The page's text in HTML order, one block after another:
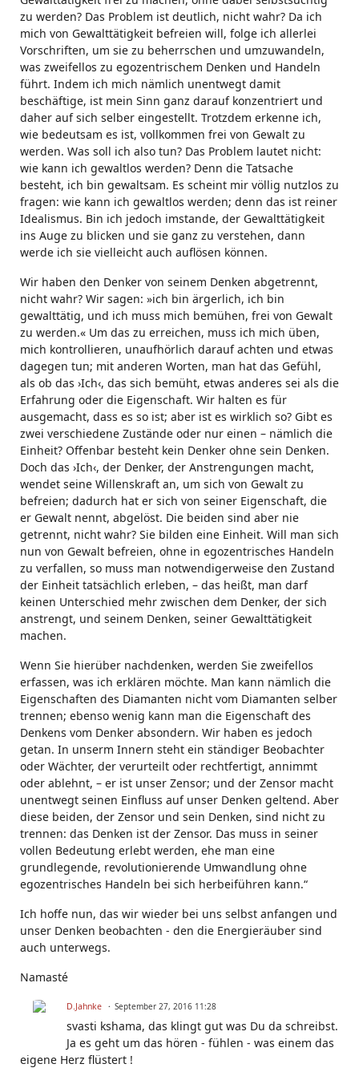
zu werden? Das Problem ist deutlich, nicht wahr? Da ich
mich von Gewalttätigkeit befreien will, folge ich allerlei
Vorschriften, um sie zu beherrschen und umzuwandeln,
was zweifellos zu egozentrischem Denken und Handeln
führt. Indem ich mich nämlich unentwegt damit
beschäftige, ist mein Sinn ganz darauf konzentriert und
daher auf sich selber eingestellt. Trotzdem erkenne ich,
wie bedeutsam es ist, vollkommen frei von Gewalt zu
werden. Was soll ich also tun? Das Problem lautet nicht:
wie kann ich gewaltlos werden? Denn die Tatsache
besteht, ich bin gewaltsam. Es scheint mir völlig nutzlos zu
fragen: wie kann ich gewaltlos werden; denn das ist reiner
Idealismus. Bin ich jedoch imstande, der Gewalttätigkeit
ins Auge zu blicken und sie ganz zu verstehen, dann
werde ich sie vielleicht auch auflösen können.
Wir haben den Denker von seinem Denken abgetrennt,
nicht wahr? Wir sagen: »ich bin ärgerlich, ich bin
gewalttätig, und ich muss mich bemühen, frei von Gewalt
zu werden.« Um das zu erreichen, muss ich mich üben,
mich kontrollieren, unaufhörlich darauf achten und etwas
dagegen tun; mit anderen Worten, man hat das Gefühl,
als ob das ›Ich‹, das sich bemüht, etwas anderes sei als die
Erfahrung oder die Eigenschaft. Wir halten es für
ausgemacht, dass es so ist; aber ist es wirklich so? Gibt es
zwei verschiedene Zustände oder nur einen – nämlich die
Einheit? Offenbar besteht kein Denker ohne sein Denken.
Doch das ›Ich‹, der Denker, der Anstrengungen macht,
wendet seine Willenskraft an, um sich von Gewalt zu
befreien; dadurch hat er sich von seiner Eigenschaft, die
er Gewalt nennt, abgelöst. Die beiden sind aber nie
getrennt, nicht wahr? Sie bilden eine Einheit. Will man sich
nun von Gewalt befreien, ohne in egozentrisches Handeln
zu verfallen, so muss man notwendigerweise den Zustand
der Einheit tatsächlich erleben, – das heißt, man darf
keinen Unterschied mehr zwischen dem Denker, der sich
anstrengt, und seinem Denken, seiner Gewalttätigkeit
machen.
Wenn Sie hierüber nachdenken, werden Sie zweifellos
erfassen, was ich erklären möchte. Man kann nämlich die
Eigenschaften des Diamanten nicht vom Diamanten selber
trennen; ebenso wenig kann man die Eigenschaft des
Denkens vom Denker absondern. Wir haben es jedoch
getan. In unserm Innern steht ein ständiger Beobachter
oder Wächter, der verurteilt oder rechtfertigt, annimmt
oder ablehnt, – er ist unser Zensor; und der Zensor macht
unentwegt seinen Einfluss auf unser Denken geltend. Aber
diese beiden, der Zensor und sein Denken, sind nicht zu
trennen: das Denken ist der Zensor. Das muss in seiner
vollen Bedeutung erlebt werden, ehe man eine
grundlegende, revolutionierende Umwandlung ohne
egozentrisches Handeln bei sich herbeiführen kann.“
Ich hoffe nun, das wir wieder bei uns selbst anfangen und
unser Denken beobachten - den die Energieräuber sind
auch unterwegs.
Namasté
D.Jahnke September 27, 2016 11:28
svasti kshama, das klingt gut was Du da schreibst.
Ja es geht um das hören - fühlen - was einem das
eigene Herz flüstert !